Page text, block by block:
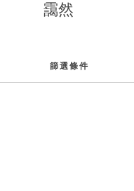
靄然
篩選條件